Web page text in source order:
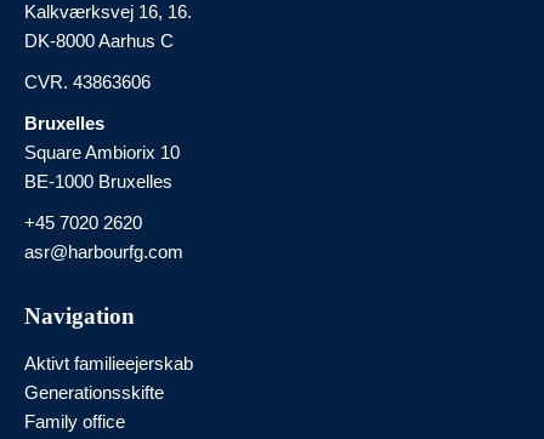
Kalkværksvej 16, 16.
DK-8000 Aarhus C
CVR. 43863606
Bruxelles
Square Ambiorix 10
BE-1000 Bruxelles
+45 7020 2620
asr@harbourfg.com
Navigation
Aktivt familieejerskab
Generationsskifte
Family office